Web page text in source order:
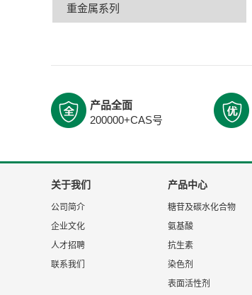
重金属系列
产品全面
200000+CAS号
关于我们
公司简介
企业文化
人才招聘
联系我们
产品中心
糖苷及碳水化合物
氨基酸
抗生素
染色剂
表面活性剂